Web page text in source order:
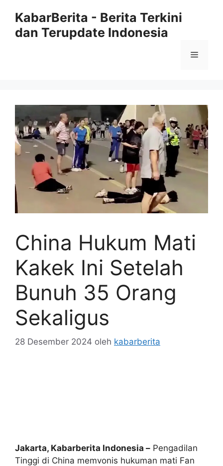
KabarBerita - Berita Terkini
dan Terupdate Indonesia
Menu
China Hukum Mati
Kakek Ini Setelah
Bunuh 35 Orang
Sekaligus
28 Desember 2024 oleh kabarberita
Jakarta, Kabarberita Indonesia – Pengadilan
Tinggi di China memvonis hukuman mati Fan